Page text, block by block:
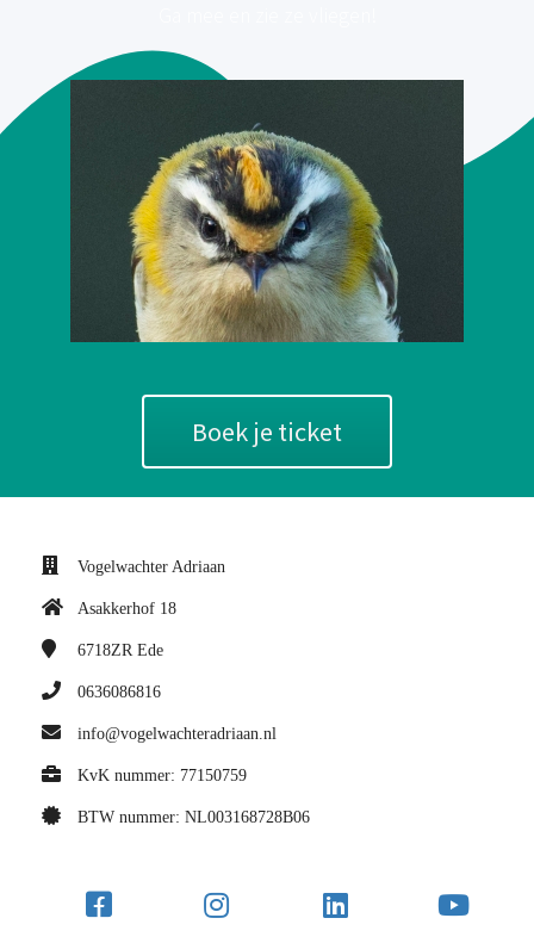
Boek je ticket
Vogelwachter Adriaan
Asakkerhof 18
6718ZR Ede
0636086816
info@vogelwachteradriaan.nl
KvK nummer: 77150759
BTW nummer: NL003168728B06